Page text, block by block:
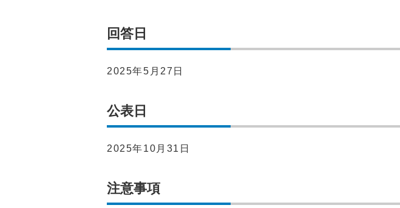
回答日
2025年5月27日
公表日
2025年10月31日
注意事項